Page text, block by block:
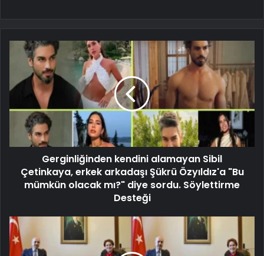
Gerginliğinden kendini alamayan Sibil
Çetinkaya, erkek arkadaşı Şükrü Özyıldız'a "Bu
mümkün olacak mı?" diye sordu. Söylettirme
Desteği